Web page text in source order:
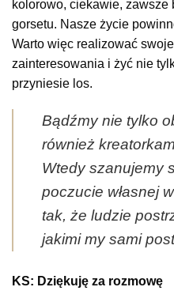
kolorowo, ciekawie, zawsze
gorsetu. Nasze życie
Warto więc realizować
zainteresowania i żyć nie
przyniesie los.
Bądźmy nie tylko
również
Wtedy szanujemy
poczucie własnej
tak, że ludzie
jakimi my sami
KS: Dziękuję za rozmowę